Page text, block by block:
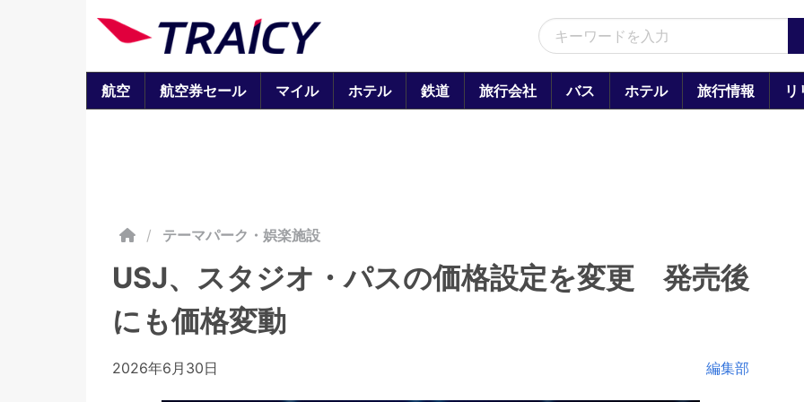
航空 航空券セール マイル ホテル 鉄道 旅行会社 バス ホテル 旅行情報 リ
/ テーマパーク・娯楽施設
USJ、スタジオ・パスの価格設定を変更 発売後
にも価格変動
2026年6月30日 編集部